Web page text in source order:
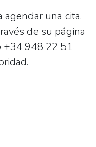
agendar una cita,
de su página
+34 948 22 51